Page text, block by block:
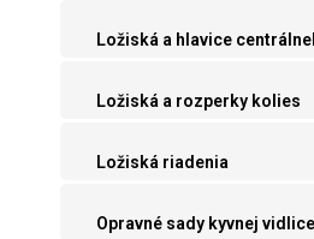
Ložiská a hlavice
Ložiská a rozperky kolies
Ložiská riadenia
Opravné sady kyvnej vidlice